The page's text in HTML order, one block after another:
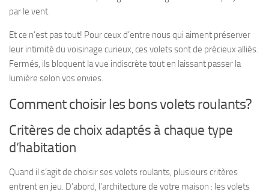
par le vent.
Et ce n’est pas tout! Pour ceux d’entre nous qui aiment préserver
leur intimité du voisinage curieux, ces volets sont de précieux alliés.
Fermés, ils bloquent la vue indiscrète tout en laissant passer la
lumière selon vos envies.
Comment choisir les bons volets roulants?
Critères de choix adaptés à chaque type
d’habitation
Quand il s’agit de choisir ses volets roulants, plusieurs critères
entrent en jeu. D’abord, l’architecture de votre maison : les volets